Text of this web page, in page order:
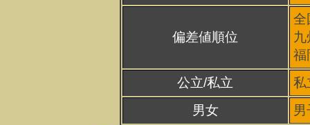
偏差値順位
全
福
公立/私立
私
男女
男